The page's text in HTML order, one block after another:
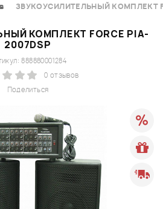
ЗВУКОУСИЛИТЕЛЬНЫЙ КОМПЛЕКТ
КОМПЛЕКТ FORCE PIA-
2007DSP
Поделиться
888880001284
0 отзывов